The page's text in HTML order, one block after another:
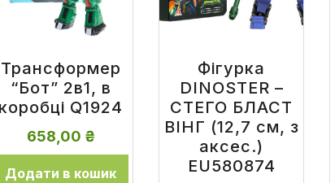
Трансформер
“Бот” 2в1, в
коробці Q1924
658,00 ₴
Додати в кошик
Фігурка
DINOSTER –
СТЕГО БЛАСТ
ВІНГ (12,7 см, з
аксес.)
EU580874